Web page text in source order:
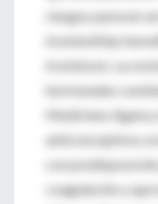
riesgos parecen
trombofilias
trombosis. La
hormonales
Medicines
anticonceptivos
con
coagulación y